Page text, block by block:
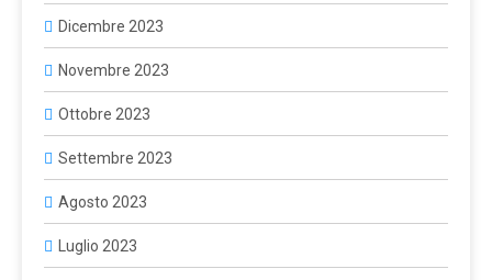
Dicembre 2023
Novembre 2023
Ottobre 2023
Settembre 2023
Agosto 2023
Luglio 2023